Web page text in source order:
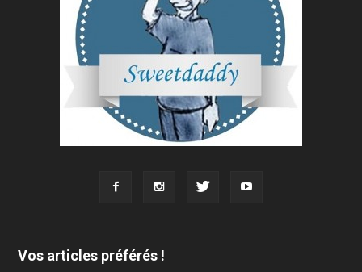
Vos articles préférés !